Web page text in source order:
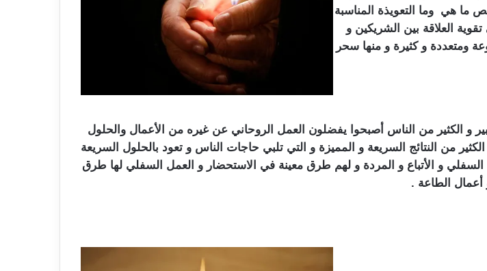
ما هي وما التعويذة المناسبة
العلاقة بين الشريكين و
ومتعددة و كثيرة و منها سحر
و الكثير من الناس أصبحوا يفضلون العمل الروحاني عن غيره من الأعمال والحلول
من النتائج السريعة و المميزة و التي تلبي حاجات الناس و تعود بالحلول السريعة
و الأتباع و المردة و لهم طرق معينة في الاستحضار و العمل السفلي لها طرق
الطاعة .